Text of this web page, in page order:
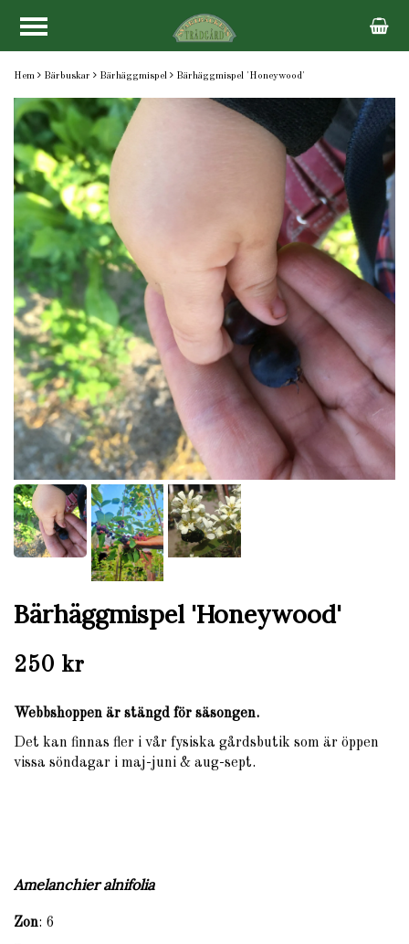
Hem Bärbuskar Bärhäggmispel Bärhäggmispel 'Honeywood'
Bärhäggmispel 'Honeywood'
250 kr
Webbshoppen är stängd för säsongen.
Det kan finnas fler i vår fysiska gårdsbutik som är öppen
vissa söndagar i maj-juni & aug-sept.
Amelanchier alnifolia
Zon: 6